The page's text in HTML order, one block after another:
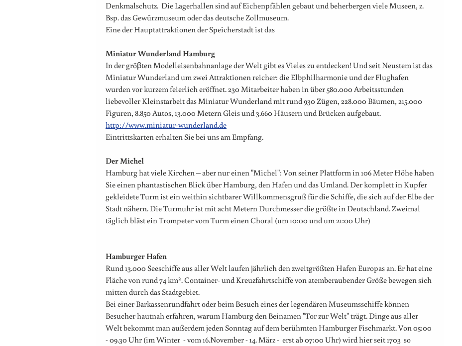
Denkmalschutz. Die Lagerhallen sind auf Eichenpfählen gebaut und beherbergen viele Museen, z.
Bsp. das Gewürzmuseum oder das deutsche Zollmuseum.
Eine der Hauptattraktionen der Speicherstadt ist das
Miniatur Wunderland Hamburg
In der gröβten Modelleisenbahnanlage der Welt gibt es Vieles zu entdecken! Und seit Neustem ist das
Miniatur Wunderland um zwei Attraktionen reicher: die Elbphilharmonie und der Flughafen
wurden vor kurzem feierlich eröffnet. 230 Mitarbeiter haben in über 580.000 Arbeitsstunden
liebevoller Kleinstarbeit das Miniatur Wunderland mit rund 930 Zügen, 228.000 Bäumen, 215.000
Figuren, 8.850 Autos, 13.000 Metern Gleis und 3.660 Häusern und Brücken aufgebaut.
http://www.miniatur-wunderland.de
Eintrittskarten erhalten Sie bei uns am Empfang.
Der Michel
Hamburg hat viele Kirchen – aber nur einen "Michel": Von seiner Plattform in 106 Meter Höhe haben
Sie einen phantastischen Blick über Hamburg, den Hafen und das Umland. Der komplett in Kupfer
gekleidete Turm ist ein weithin sichtbarer Willkommensgruß für die Schiffe, die sich auf der Elbe der
Stadt nähern. Die Turmuhr ist mit acht Metern Durchmesser die größte in Deutschland. Zweimal
täglich bläst ein Trompeter vom Turm einen Choral (um 10:00 und um 21:00 Uhr)
Hamburger Hafen
Rund 13.000 Seeschiffe aus aller Welt laufen jährlich den zweitgrößten Hafen Europas an. Er hat eine
Fläche von rund 74 km². Container- und Kreuzfahrtschiffe von atemberaubender Größe bewegen sich
mitten durch das Stadtgebiet.
Bei einer Barkassenrundfahrt oder beim Besuch eines der legendären Museumsschiffe können
Besucher hautnah erfahren, warum Hamburg den Beinamen "Tor zur Welt" trägt. Dinge aus aller
Welt bekommt man außerdem jeden Sonntag auf dem berühmten Hamburger Fischmarkt. Von 05:00
- 09.30 Uhr (im Winter - vom 16.November - 14. März - erst ab 07:00 Uhr) wird hier seit 1703 so